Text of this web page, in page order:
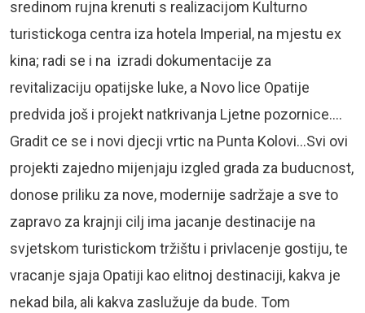
sredinom rujna krenuti s realizacijom Kulturno
turistickoga centra iza hotela Imperial, na mjestu ex
kina; radi se i na izradi dokumentacije za
revitalizaciju opatijske luke, a Novo lice Opatije
predvida još i projekt natkrivanja Ljetne pozornice….
Gradit ce se i novi djecji vrtic na Punta Kolovi…Svi ovi
projekti zajedno mijenjaju izgled grada za buducnost,
donose priliku za nove, modernije sadržaje a sve to
zapravo za krajnji cilj ima jacanje destinacije na
svjetskom turistickom tržištu i privlacenje gostiju, te
vracanje sjaja Opatiji kao elitnoj destinaciji, kakva je
nekad bila, ali kakva zaslužuje da bude. Tom